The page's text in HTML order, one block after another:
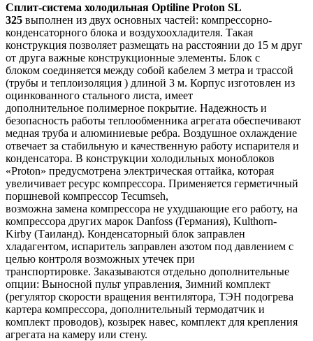
Сплит-система холодильная Optiline Proton SL
325 выполнен из двух основных частей: компрессорно-
конденсаторного блока и воздухоохладителя. Такая
конструкция позволяет размещать на расстоянии до 15 м друг
от друга важные конструкционные элементы. Блок с
блоком соединяется между собой кабелем 3 метра и трассой
(трубы и теплоизоляция ) длиной 3 м. Корпус изготовлен из
оцинкованного стального листа, имеет
дополнительное полимерное покрытие. Надежность и
безопасность работы теплообменника агрегата обеспечивают
медная труба и алюминиевые ребра. Воздушное охлаждение
отвечает за стабильную и качественную работу испарителя и
конденсатора. В конструкции холодильных моноблоков
«Proton» предусмотрена электрическая оттайка, которая
увеличивает ресурс компрессора. Применяется герметичный
поршневой компрессор Tecumseh,
возможна замена компрессора не ухудшающие его работу, на
компрессора других марок Danfoss (Германия), Kulthorn-
Kirby (Таиланд). Конденсаторный блок заправлен
хладагентом, испаритель заправлен азотом под давлением с
целью контроля возможных утечек при
транспортировке. Заказываются отдельно дополнительные
опции: Выносной пульт управления, Зимний комплект
(регулятор скорости вращения вентилятора, ТЭН подогрева
картера компрессора, дополнительный термодатчик и
комплект проводов), козырек навес, комплект для крепления
агрегата на камеру или стену.